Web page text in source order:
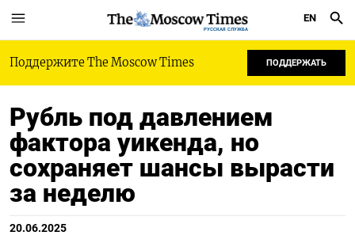
РУССКАЯ СЛУЖБА
EN
Поддержите The Moscow Times ПОДДЕРЖАТЬ
Рубль под давлением
фактора уикенда, но
сохраняет шансы вырасти
за неделю
20.06.2025